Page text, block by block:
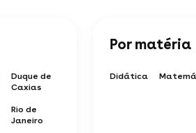
Duque de
Caxias
Rio de
Janeiro
Por matéria
Didática